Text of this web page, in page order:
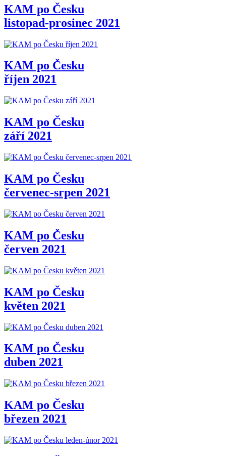
KAM po Česku
listopad-prosinec 2021
KAM po Česku
říjen 2021
KAM po Česku
září 2021
KAM po Česku
červenec-srpen 2021
KAM po Česku
červen 2021
KAM po Česku
květen 2021
KAM po Česku
duben 2021
KAM po Česku
březen 2021